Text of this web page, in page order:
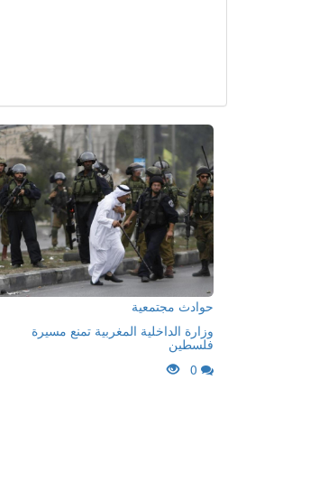
حوادث مجتمعية
وزارة الداخلية المغربية تمنع مسيرة
فلسطين